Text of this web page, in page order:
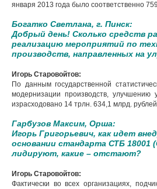
января 2013 года было соответственно
Богатко Светлана, г. Пинск:
Добрый день! Сколько средств
реализацию мероприятий по
производств, направленных на
Игорь Старовойтов:
По данным государственной
модернизации производств,
израсходовано 14 трлн. 634,1 млрд.
Гарбузов Максим, Орша:
Игорь Григорьевич, как идет
основании стандарта СТБ 18001 (
лидируют, какие – отстают?
Игорь Старовойтов:
Фактически во всех организациях,